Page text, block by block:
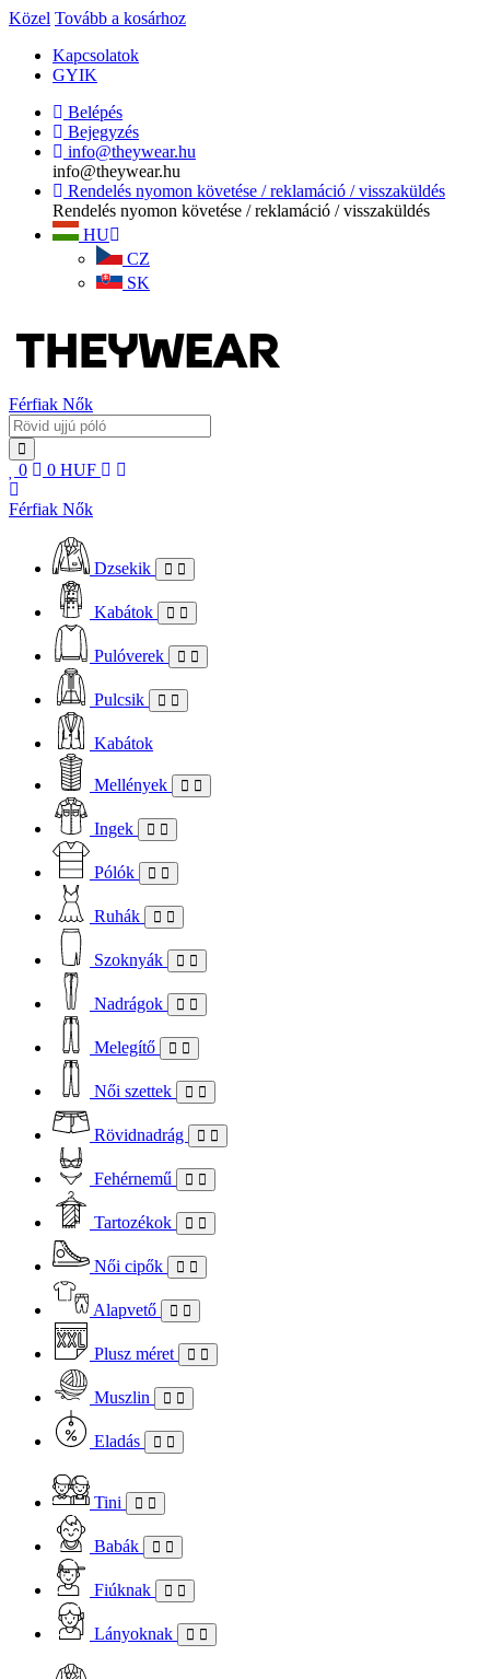
Közel Tovább a kosárhoz
Kapcsolatok
GYIK
Belépés
Bejegyzés
info@theywear.hu
info@theywear.hu
Rendelés nyomon követése / reklamáció / visszaküldés
Rendelés nyomon követése / reklamáció / visszaküldés
HU
CZ
SK
Férfiak Nők
0 0 HUF
Férfiak Nők
Dzsekik
Kabátok
Pulóverek
Pulcsik
Kabátok
Mellények
Ingek
Pólók
Ruhák
Szoknyák
Nadrágok
Melegítő
Női szettek
Rövidnadrág
Fehérnemű
Tartozékok
Női cipők
Alapvető
Plusz méret
Muszlin
Eladás
Tini
Babák
Fiúknak
Lányoknak